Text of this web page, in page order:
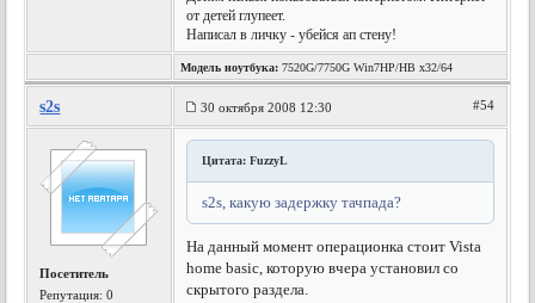
от детей глупеет.
Написал в личку - убейся ап стену!
Модель ноутбука: 7520G/7750G Win7HP/HB x32/64
s2s 30 октября 2008 12:30 #54
Посетитель
Репутация:0
Цитата: FuzzyL
s2s, какую задержку тачпада?
На данный момент операционка стоит Vista
home basic, которую вчера установил со
скрытого раздела.